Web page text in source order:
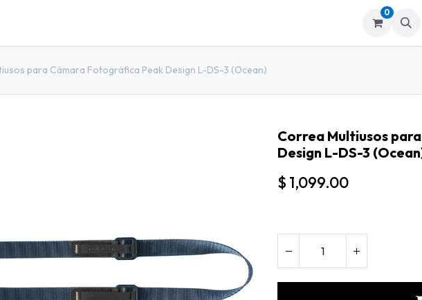
0
para Cámara Fotográfica Peak Design L-DS-3 (Ocean)
Correa Multiusos
Design L-DS-3
$ 1,099.00